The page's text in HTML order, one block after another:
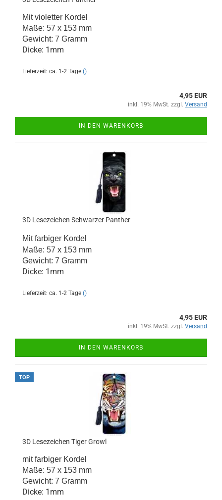
Mit violetter Kordel
Maße: 57 x 153 mm
Gewicht: 7 Gramm
Dicke: 1mm
Lieferzeit: ca. 1-2 Tage ()
4,95 EUR
inkl. 19% MwSt. zzgl. Versand
IN DEN WARENKORB
3D Lesezeichen Schwarzer Panther
Mit farbiger Kordel
Maße: 57 x 153 mm
Gewicht: 7 Gramm
Dicke: 1mm
Lieferzeit: ca. 1-2 Tage ()
4,95 EUR
inkl. 19% MwSt. zzgl. Versand
IN DEN WARENKORB
TOP
3D Lesezeichen Tiger Growl
mit farbiger Kordel
Maße: 57 x 153 mm
Gewicht: 7 Gramm
Dicke: 1mm